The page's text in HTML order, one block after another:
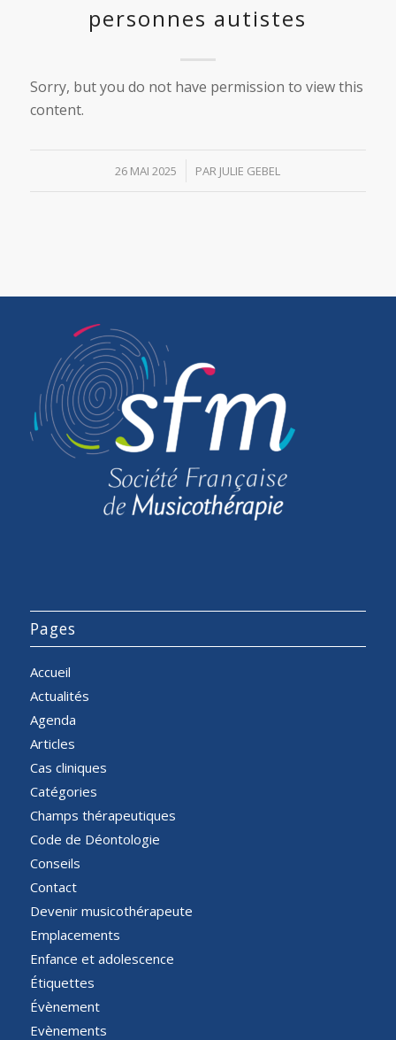
personnes autistes
Sorry, but you do not have permission to view this
content.
26 MAI 2025
/ PAR JULIE GEBEL
Pages
Accueil
Actualités
Agenda
Articles
Cas cliniques
Catégories
Champs thérapeutiques
Code de Déontologie
Conseils
Contact
Devenir musicothérapeute
Emplacements
Enfance et adolescence
Étiquettes
Évènement
Evènements